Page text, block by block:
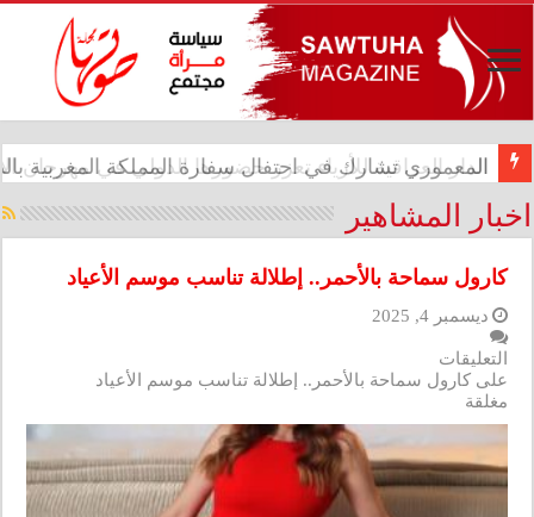
الدار العراقية للأزياء تعزز حضورها الدولي في مهرجان
اخبار المشاهير
كارول سماحة بالأحمر.. إطلالة تناسب موسم الأعياد
ديسمبر 4, 2025
التعليقات
على كارول سماحة بالأحمر.. إطلالة تناسب موسم الأعياد
مغلقة